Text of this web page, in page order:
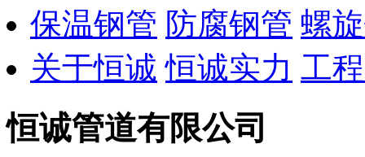
保温钢管 防腐钢管 螺
关于恒诚 恒诚实力 工
恒诚管道有限公司